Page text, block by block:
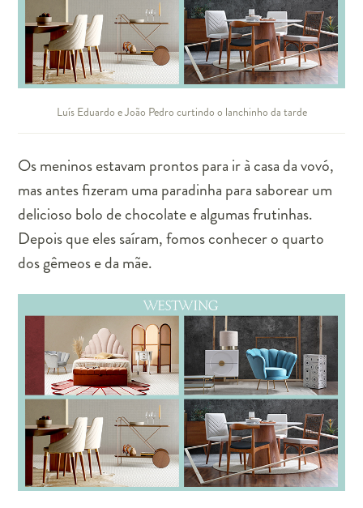
Luís Eduardo e João Pedro curtindo o lanchinho da tarde
Os meninos estavam prontos para ir à casa da vovó,
mas antes fizeram uma paradinha para saborear um
delicioso bolo de chocolate e algumas frutinhas.
Depois que eles saíram, fomos conhecer o quarto
dos gêmeos e da mãe.